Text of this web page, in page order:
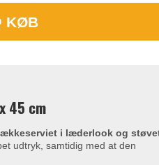
KØB
45 cm
i læderlook og
udtryk, samtidig med at den